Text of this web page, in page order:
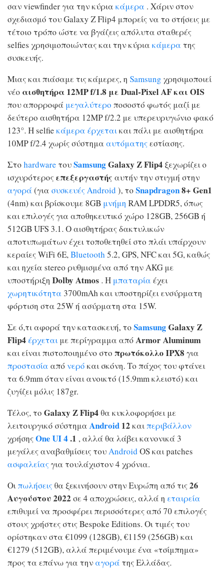
σαν viewfinder για την κύρια κάμερα . Χάριν στον
σχεδιασμό του Galaxy Z Flip4 μπορείς να το στήσεις με
τέτοιο τρόπο ώστε να βγάζεις απόλυτα σταθερές
selfies χρησιμοποιώντας και την κύρια κάμερα της
συσκευής.
Μιας και πιάσαμε τις κάμερες, η Samsung χρησιμοποιεί
νέο αισθητήρα 12MP f/1.8 με Dual-Pixel AF και OIS
που απορροφά μεγαλύτερο ποσοστό φωτός μαζί με
δεύτερο αισθητήρα 12MP f/2.2 με υπερευρυγώνιο φακό
123°. Η selfie κάμερα έρχεταικαι πάλι με αισθητήρα
10MP f/2.4 χωρίς σύστημα αυτόματηςεστίασης.
Στο hardware τουSamsungGalaxy Z Flip4 ξεχωρίζει ο
ισχυρότεροςεπεξεργαστής αυτήν την στιγμή στην
αγορά (για συσκευέςAndroid ), το Snapdragon8+ Gen1
(4nm) και βρίσκουμε 8GB μνήμη RAM LPDDR5, όπως
και επιλογές για αποθηκευτικό χώρο 128GB, 256GB ή
512GB UFS 3.1. Ο αισθητήρας δακτυλικών
αποτυπωμάτων έχει τοποθετηθεί στο πλάι υπάρχουν
κεραίες WiFi 6E,Bluetooth 5.2, GPS, NFC και 5G, καθώς
και ηχεία stereo ρυθμισμένα από την AKG με
υποστήριξη Dolby Atmos . Η μπαταρία έχει
χωρητικότητα 3700mAh και υποστηρίζει ενσύρματη
φόρτιση στα 25W ή ασύρματη στα 15W.
Σε ό,τι αφορά την κατασκευή, το SamsungGalaxy Z
Flip4 έρχεται με περίγραμμα από Armor Aluminum
και είναι πιστοποιημένο στο πρωτόκολλο IPX8 για
προστασία από νερό και σκόνη. Το πάχος του φτάνει
τα 6.9mm όταν είναι ανοικτό (15.9mm κλειστό) και
ζυγίζει μόλις 187gr.
Τέλος, το Galaxy Z Flip4 θα κυκλοφορήσει με
λειτουργικό σύστημα Android 12 καιπεριβάλλον
χρήσηςOne UI 4 .1 , αλλά θα λάβει κανονικά 3
μεγάλες αναβαθμίσεις τουAndroid OS και patches
ασφαλείαςγια τουλάχιστον 4 χρόνια.
Οιπωλήσειςθα ξεκινήσουν στην Ευρώπη από τις26
Αυγούστου 2022 σε 4 αποχρώσεις, αλλά η εταιρεία
επιθυμεί να προσφέρει περισσότερες από 70 επιλογές
στους χρήστες στις Bespoke Editions. Οι τιμές του
ορίστηκαν στα €1099 (128GB), €1159 (256GB) και
€1279 (512GB), αλλά περιμένουμε ένα «τσίμπημα»
προς τα επάνω για τηναγορά της Ελλάδας.